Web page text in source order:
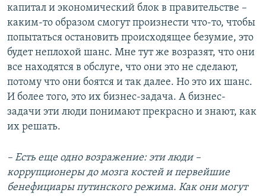
капитал и экономический блок в правительстве –
каким-то образом смогут произнести что-то, чтобы
попытаться остановить происходящее безумие, это
будет неплохой шанс. Мне тут же возразят, что они
все находятся в обслуге, что они это не сделают,
потому что они боятся и так далее. Но это их шанс.
И более того, это их бизнес-задача. А бизнес-
задачи эти люди понимают прекрасно и знают, как
их решать.
– Есть еще одно возражение: эти люди –
коррупционеры до мозга костей и первейшие
бенефициары путинского режима. Как они могут